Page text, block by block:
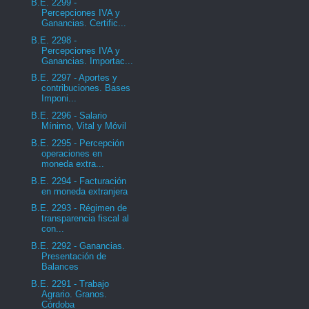
B.E. 2299 -
Percepciones IVA y
Ganancias. Certific...
B.E. 2298 -
Percepciones IVA y
Ganancias. Importac...
B.E. 2297 - Aportes y
contribuciones. Bases
Imponi...
B.E. 2296 - Salario
Mínimo, Vital y Móvil
B.E. 2295 - Percepción
operaciones en
moneda extra...
B.E. 2294 - Facturación
en moneda extranjera
B.E. 2293 - Régimen de
transparencia fiscal al
con...
B.E. 2292 - Ganancias.
Presentación de
Balances
B.E. 2291 - Trabajo
Agrario. Granos.
Córdoba